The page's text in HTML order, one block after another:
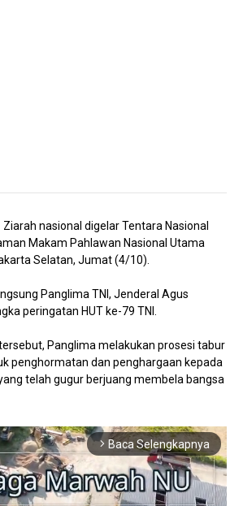
Ziarah nasional digelar Tentara Nasional
Makam Pahlawan Nasional Utama
Selatan, Jumat (4/10).
Panglima TNI, Jenderal Agus
peringatan HUT ke-79 TNI.
Panglima melakukan prosesi tabur
penghormatan dan penghargaan kepada
telah gugur berjuang membela bangsa
arrow_forward_ios Baca Selengkapnya